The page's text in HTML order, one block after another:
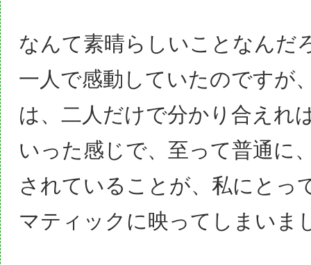
なんて素晴らしいことなんだ
一人で感動していたのですが
は、二人だけで分かり合えれ
いった感じで、至って普通に
されていることが、私にとっ
マティックに映ってしまいま